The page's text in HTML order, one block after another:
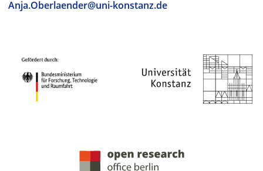
Anja.Oberlaender@uni-konstanz.de